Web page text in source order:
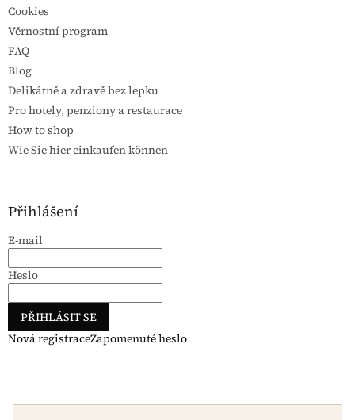
Cookies
Věrnostní program
FAQ
Blog
Delikátně a zdravě bez lepku
Pro hotely, penziony a restaurace
How to shop
Wie Sie hier einkaufen können
Přihlášení
E-mail
Heslo
PŘIHLÁSIT SE
Nová registraceZapomenuté heslo